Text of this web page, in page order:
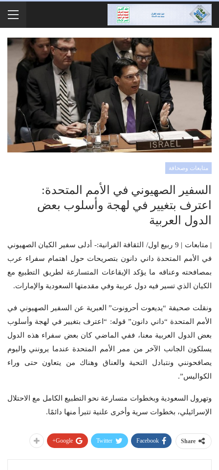
متابعات وصحافة
السفير الصهيوني في الأمم المتحدة:
اعترف بتغيير في لهجة وأسلوب بعض
الدول العربية
| متابعات | 9 ربيع اول/ الثقافة القرانية:- أدلى سفير الكيان الصهيوني
في الأمم المتحدة داني دانون بتصريحات حول اهتمام سفراء عرب
بمصافحته وعناقه ما يؤكد الإيقاعات المتسارعة لطريق التطبيع مع
الكيان الذي تسير فيه دول عربية وفي مقدمتها السعودية والإمارات.
ونقلت صحيفة “يديعوت أحرونوت” العبرية عن السفير الصهيوني في
الأمم المتحدة “داني دانون” قوله: “اعترف بتغيير في لهجة وأسلوب
بعض الدول العربية معنا، ففي الماضي كان بعض سفراء هذه الدول
يسلكون الجانب الآخر من ممر الأمم المتحدة عندما يرونني واليوم
يصافحونني ونتبادل التحية والعناق وهناك من يتعاون حتى وراء
الكواليس”.
وتهرول السعودية وبخطوات متسارعة نحو التطبيع الكامل مع الاحتلال
الإسرائيلي، بخطوات سرية وأخرى علنية تتبرأ منها دائمًا.
Share
Facebook
Twitter
Google+